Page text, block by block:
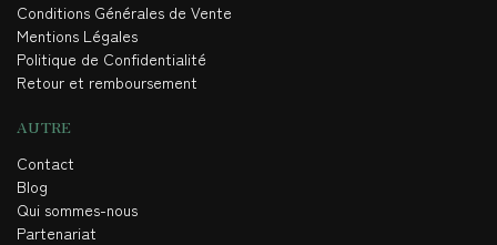
Conditions Générales de Vente
Mentions Légales
Politique de Confidentialité
Retour et remboursement
AUTRE
Contact
Blog
Qui sommes-nous
Partenariat